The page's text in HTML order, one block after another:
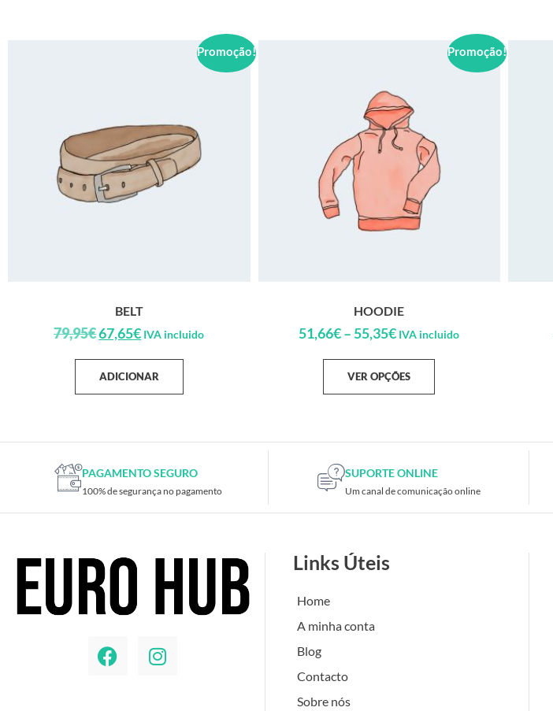
Promoção!
BELT
79,95€67,65€ IVA incluido
ADICIONAR
Promoção!
HOODIE
51,66€– 55,35€ IVA incluido
VER OPÇÕES
PAGAMENTO SEGURO
100% de segurança no pagamento
SUPORTE ONLINE
Um canal de comunicação online
Links Úteis
Home
A minha conta
Blog
Contacto
Sobre nós